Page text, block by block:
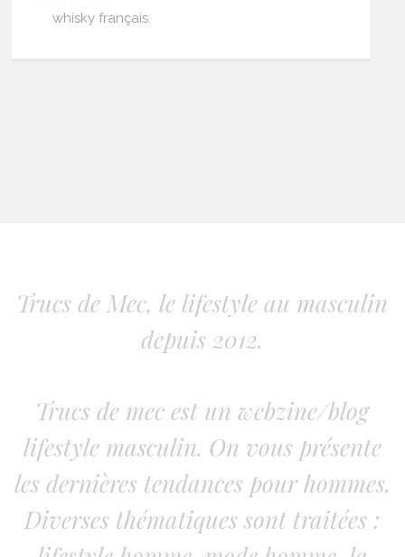
whisky français.
Trucs de Mec, le lifestyle au masculin
depuis 2012.
Trucs de mec est un webzine/blog
lifestyle masculin. On vous présente
les dernières tendances pour hommes.
Diverses thématiques sont traitées :